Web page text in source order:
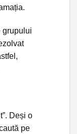
grupului
Deși o
pe